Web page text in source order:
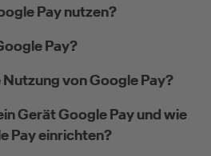
Pay nutzen?
Pay?
von Google Pay?
Gerät Google Pay und wie
Pay einrichten?